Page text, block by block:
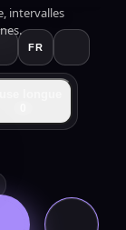
FR
intervalles